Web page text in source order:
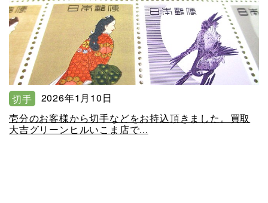
切手
2026年1月10日
壱分のお客様から切手などをお持込頂きました。買取
大吉グリーンヒルいこま店で...